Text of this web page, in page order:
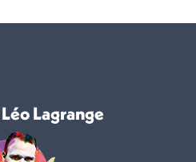
Lagrange